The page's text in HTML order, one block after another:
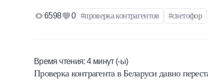
6598 0 #проверка контрагентов #светофор
Время чтения:4 минут (-ы)
Проверка контрагента в Беларуси давно